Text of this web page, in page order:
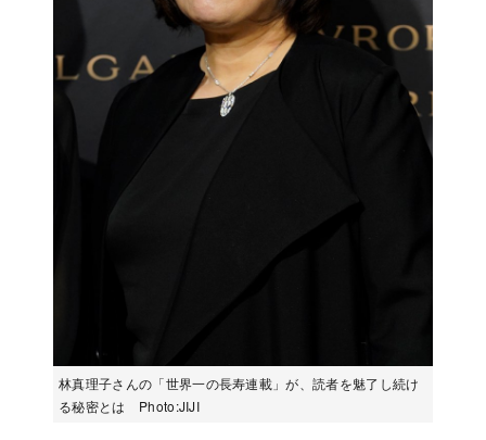
林真理子さんの「世界一の長寿連載」が、読者を魅了し続け
る秘密とは Photo:JIJI